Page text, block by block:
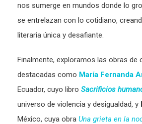
nos sumerge en mundos donde lo
se entrelazan con lo cotidiano,
literaria única y desafiante.
Finalmente, exploramos las obras de
destacadas como María Fernanda
Ecuador, cuyo libro Sacrificios
universo de violencia y desigualdad, y
México, cuya obra Una grieta en la